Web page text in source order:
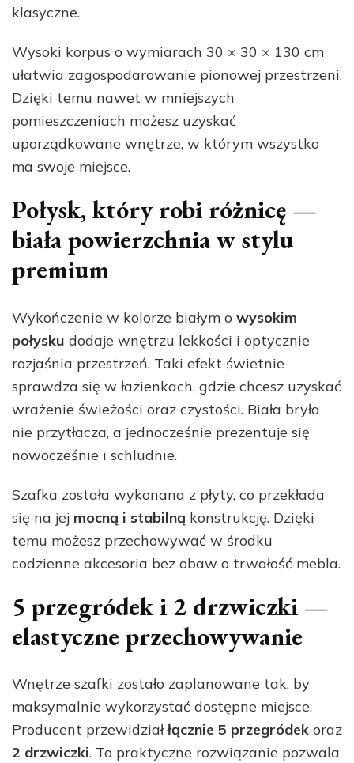
klasyczne.
Wysoki korpus o wymiarach 30 × 30 × 130 cm
ułatwia zagospodarowanie pionowej przestrzeni.
Dzięki temu nawet w mniejszych
pomieszczeniach możesz uzyskać
uporządkowane wnętrze, w którym wszystko
ma swoje miejsce.
Połysk, który robi różnicę —
biała powierzchnia w stylu
premium
Wykończenie w kolorze białym o wysokim
połysku dodaje wnętrzu lekkości i optycznie
rozjaśnia przestrzeń. Taki efekt świetnie
sprawdza się w łazienkach, gdzie chcesz uzyskać
wrażenie świeżości oraz czystości. Biała bryła
nie przytłacza, a jednocześnie prezentuje się
nowocześnie i schludnie.
Szafka została wykonana z płyty, co przekłada
się na jej mocną i stabilną konstrukcję. Dzięki
temu możesz przechowywać w środku
codzienne akcesoria bez obaw o trwałość mebla.
5 przegródek i 2 drzwiczki —
elastyczne przechowywanie
Wnętrze szafki zostało zaplanowane tak, by
maksymalnie wykorzystać dostępne miejsce.
Producent przewidziałłącznie 5 przegródek oraz
2 drzwiczki. To praktyczne rozwiązanie pozwala